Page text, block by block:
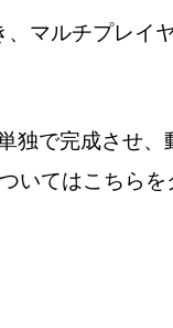
マルチプレイ
独で完成させ、
いてはこちら を